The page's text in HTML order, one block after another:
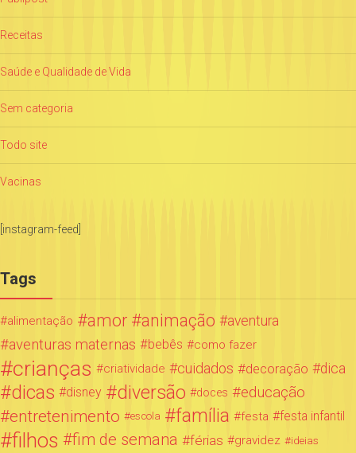
Receitas
Saúde e Qualidade de Vida
Sem categoria
Todo site
Vacinas
[instagram-feed]
Tags
alimentação amor animação aventura
aventuras maternas bebês como fazer
crianças criatividade cuidados decoração dica
dicas disney diversão doces educação
entretenimento escola família festa festa infantil
filhos fim de semana férias gravidez ideias